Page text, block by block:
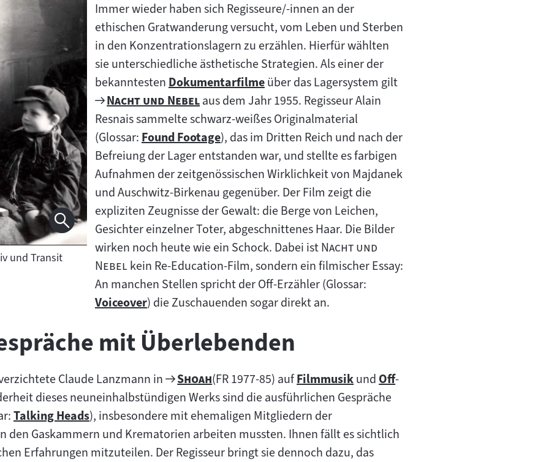
und Transit
Immer wieder haben sich Regisseure/-innen an der
ethischen Gratwanderung versucht, vom Leben und Sterben
in den Konzentrationslagern zu erzählen. Hierfür wählten
sie unterschiedliche ästhetische Strategien. Als einer der
bekanntestenZum
Inhalt:
Dokumentarfilmeüber das Lagersystem gilt
Zum
Filmarchiv:
"
Nacht und Nebel"aus dem Jahr 1955. Regisseur Alain
Resnais sammelte schwarz-weißes Originalmaterial
(Glossar:Zum
Inhalt:
Found Footage), das im Dritten Reich und nach der
Befreiung der Lager entstanden war, und stellte es farbigen
Aufnahmen der zeitgenössischen Wirklichkeit von Majdanek
und Auschwitz-Birkenau gegenüber. Der Film zeigt die
expliziten Zeugnisse der Gewalt: die Berge von Leichen,
Gesichter einzelner Toter, abgeschnittenes Haar. Die Bilder
wirken noch heute wie ein Schock. Dabei ist"
Nacht und
Nebel"kein Re-Education-Film, sondern ein filmischer Essay:
An manchen Stellen spricht der Off-Erzähler (Glossar:
Zum
Inhalt:
Voiceover) die Zuschauenden sogar direkt an.
mit Überlebenden
Claude Lanzmann in
Zum
Filmarchiv:
"
Shoah"
(FR 1977-85) aufZum
Inhalt:
FilmmusikundZum
Inhalt:
Off-
dieses neuneinhalbstündigen Werks sind die ausführlichen Gespräche
Zum
Inhalt:
Talking Heads), insbesondere mit ehemaligen Mitgliedern der
den Gaskammern und Krematorien arbeiten mussten. Ihnen fällt es sichtlich
Erfahrungen mitzuteilen. Der Regisseur bringt sie dennoch dazu, das